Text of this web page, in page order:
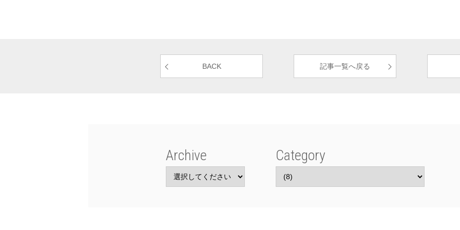
BACK 記事一覧へ戻る
Archive Category